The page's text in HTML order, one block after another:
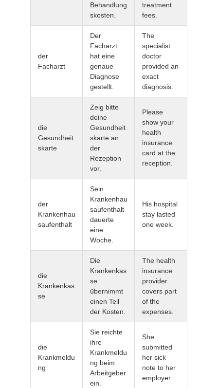
Behandlung
skosten.
treatment
fees.
der
Facharzt
Der
Facharzt
hat eine
genaue
Diagnose
gestellt.
The
specialist
doctor
provided an
exact
diagnosis.
die
Gesundheit
skarte
Zeig bitte
deine
Gesundheit
skarte an
der
Rezeption
vor.
Please
show your
health
insurance
card at the
reception.
der
Krankenhau
saufenthalt
Sein
Krankenhau
saufenthalt
dauerte
eine
Woche.
His hospital
stay lasted
one week.
die
Krankenkas
se
Die
Krankenkas
se
übernimmt
einen Teil
der Kosten.
The health
insurance
provider
covers part
of the
expenses.
die
Krankmeldu
ng
Sie reichte
ihre
Krankmeldu
ng beim
Arbeitgeber
ein.
She
submitted
her sick
note to her
employer.